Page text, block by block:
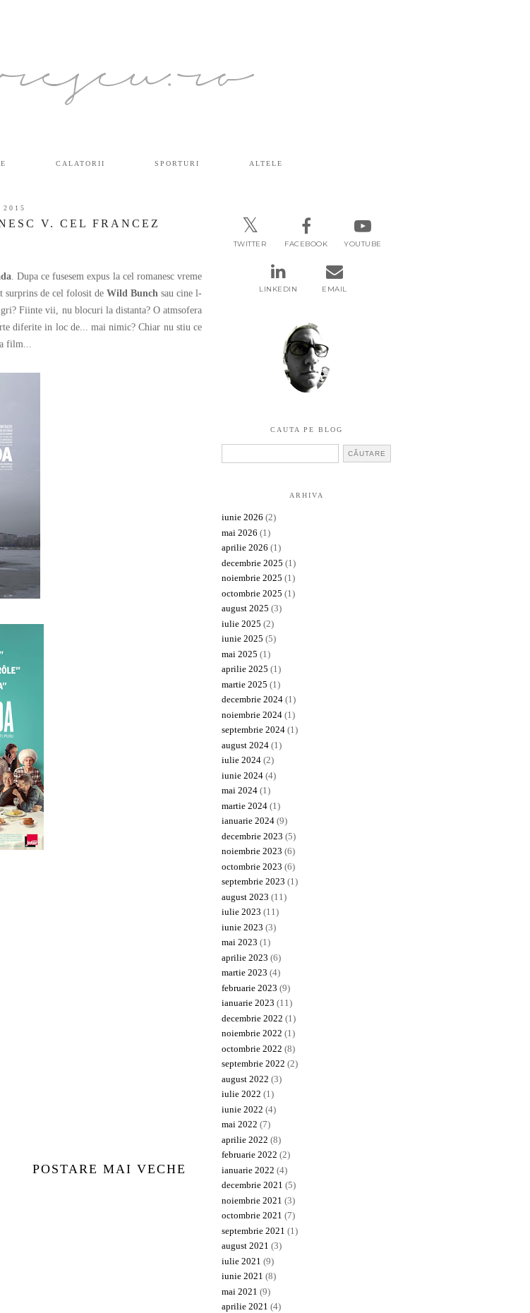
CALATORII SPORTURI ALTELE
V. CEL FRANCEZ
. Dupa ce fusesem expus la cel romanesc vreme
surprins de cel folosit de Wild Bunch sau cine l-
Fiinte vii, nu blocuri la distanta? O atmsofera
diferite in loc de... mai nimic? Chiar nu stiu ce
film...
POSTARE MAI VECHE
TWITTER FACEBOOK YOUTUBE
LINKEDIN EMAIL
CAUTA PE BLOG
ARHIVA
iunie 2026 (2)
mai 2026 (1)
aprilie 2026 (1)
decembrie 2025 (1)
noiembrie 2025 (1)
octombrie 2025 (1)
august 2025 (3)
iulie 2025 (2)
iunie 2025 (5)
mai 2025 (1)
aprilie 2025 (1)
martie 2025 (1)
decembrie 2024 (1)
noiembrie 2024 (1)
septembrie 2024 (1)
august 2024 (1)
iulie 2024 (2)
iunie 2024 (4)
mai 2024 (1)
martie 2024 (1)
ianuarie 2024 (9)
decembrie 2023 (5)
noiembrie 2023 (6)
octombrie 2023 (6)
septembrie 2023 (1)
august 2023 (11)
iulie 2023 (11)
iunie 2023 (3)
mai 2023 (1)
aprilie 2023 (6)
martie 2023 (4)
februarie 2023 (9)
ianuarie 2023 (11)
decembrie 2022 (1)
noiembrie 2022 (1)
octombrie 2022 (8)
septembrie 2022 (2)
august 2022 (3)
iulie 2022 (1)
iunie 2022 (4)
mai 2022 (7)
aprilie 2022 (8)
februarie 2022 (2)
ianuarie 2022 (4)
decembrie 2021 (5)
noiembrie 2021 (3)
octombrie 2021 (7)
septembrie 2021 (1)
august 2021 (3)
iulie 2021 (9)
iunie 2021 (8)
mai 2021 (9)
aprilie 2021 (4)